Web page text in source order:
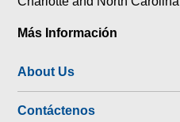
Más Información
About Us
Contáctenos